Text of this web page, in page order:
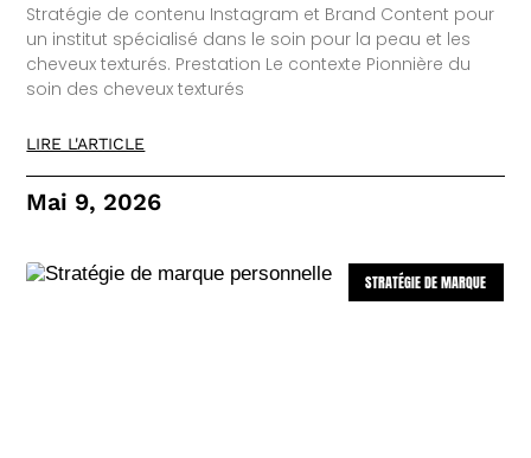
Stratégie de contenu Instagram et Brand Content pour
un institut spécialisé dans le soin pour la peau et les
cheveux texturés. Prestation Le contexte Pionnière du
soin des cheveux texturés
LIRE L'ARTICLE
Mai 9, 2026
STRATÉGIE DE MARQUE